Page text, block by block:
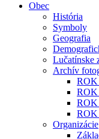
Obec
História
Symboly
Geografia
Lučatínske
Archív
ROK
ROK
ROK
ROK
Organizácie